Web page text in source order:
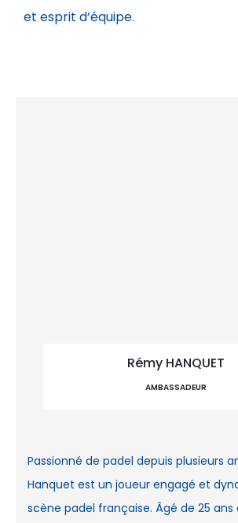
et esprit d’équipe.
Rémy HANQUET
AMBASSADEUR
Passionné de padel depuis plusieurs
Hanquet est un joueur engagé et
scène padel française. Âgé de 25 ans